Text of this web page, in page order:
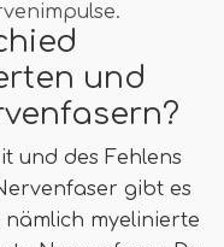
und
und des Fehlens
gibt es
myelinierte